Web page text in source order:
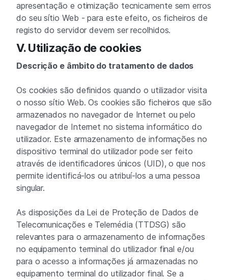
apresentação e otimização tecnicamente sem erros
do seu sítio Web - para este efeito, os ficheiros de
registo do servidor devem ser recolhidos.
V. Utilização de cookies
Descrição e âmbito do tratamento de dados
Os cookies são definidos quando o utilizador visita
o nosso sítio Web. Os cookies são ficheiros que são
armazenados no navegador de Internet ou pelo
navegador de Internet no sistema informático do
utilizador. Este armazenamento de informações no
dispositivo terminal do utilizador pode ser feito
através de identificadores únicos (UID), o que nos
permite identificá-los ou atribuí-los a uma pessoa
singular.
As disposições da Lei de Proteção de Dados de
Telecomunicações e Telemédia (TTDSG) são
relevantes para o armazenamento de informações
no equipamento terminal do utilizador final e/ou
para o acesso a informações já armazenadas no
equipamento terminal do utilizador final. Se a